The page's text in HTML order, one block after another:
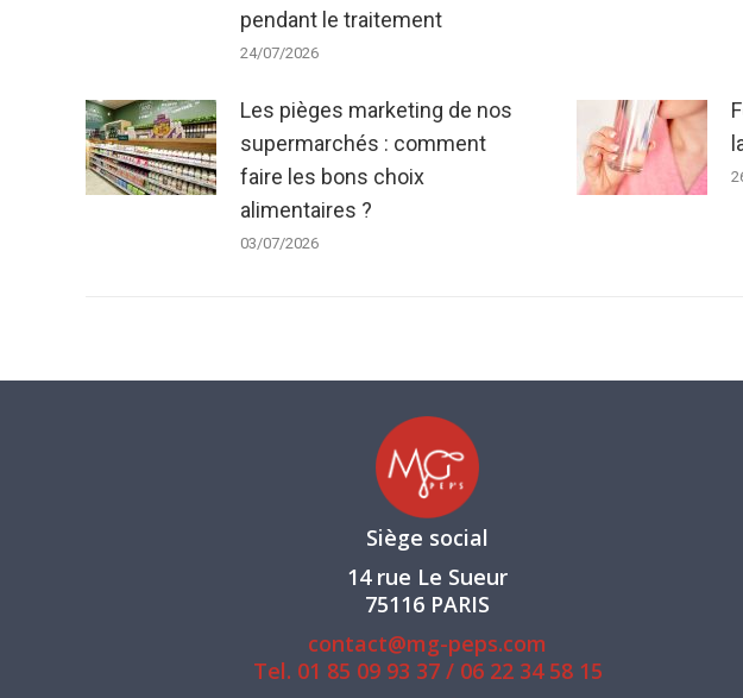
pendant le traitement
24/07/2026
Les pièges marketing de nos
supermarchés : comment
faire les bons choix
alimentaires ?
03/07/2026
Siège social
14 rue Le Sueur
75116 PARIS
contact@mg-peps.com
Tel. 01 85 09 93 37/ 06 22 34 58 15